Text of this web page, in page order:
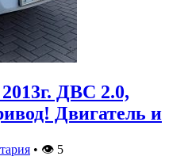
ДВС 2.0,
Двигатель и
• 👁 5